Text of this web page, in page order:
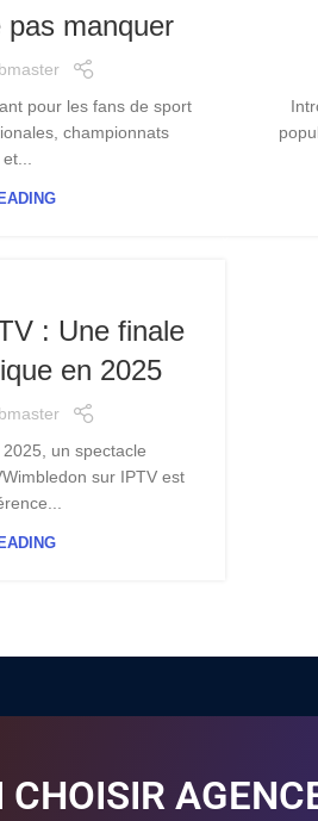
manquer
pour les fans de sport
championnats
: Une finale
en 2025
un spectacle
sur IPTV est
CHOISIR